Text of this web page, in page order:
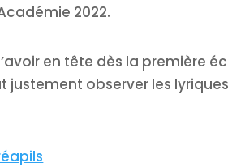
2022.
en tête dès la première
justement observer les